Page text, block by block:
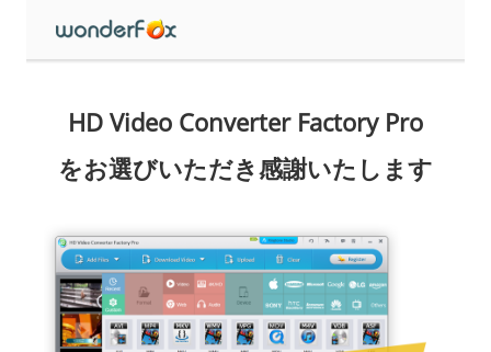
HD Video Converter Factory Pro
をお選びいただき感謝いたします